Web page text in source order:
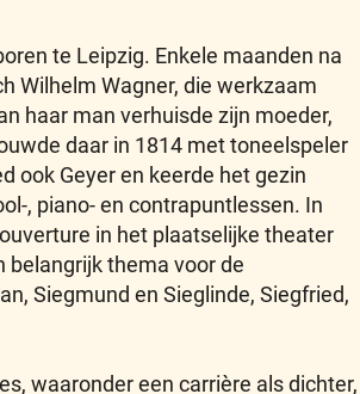
te Leipzig. Enkele maanden na
Wilhelm Wagner, die werkzaam
haar man verhuisde zijn moeder,
daar in 1814 met toneelspeler
ook Geyer en keerde het gezin
, piano- en contrapuntlessen. In
in het plaatselijke theater
belangrijk thema voor de
Siegmund en Sieglinde, Siegfried,
waaronder een carrière als dichter,